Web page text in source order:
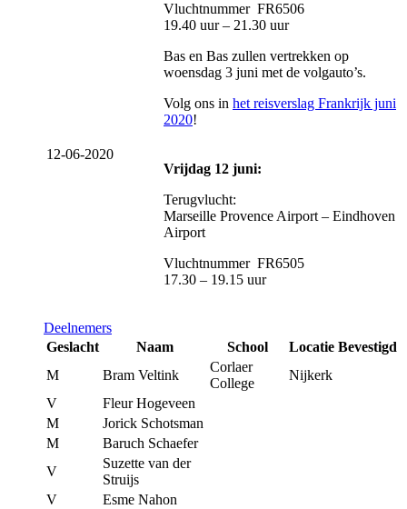
Vluchtnummer FR6506
19.40 uur – 21.30 uur
Bas en Bas zullen vertrekken op
woensdag 3 juni met de volgauto’s.
Volg ons in het reisverslag Frankrijk juni
2020!
12-06-2020
Vrijdag 12 juni:
Terugvlucht:
Marseille Provence Airport – Eindhoven
Airport
Vluchtnummer FR6505
17.30 – 19.15 uur
Deelnemers
Geslacht
Naam School Locatie Bevestigd
M
Bram Veltink
Corlaer
College
Nijkerk
V
Fleur Hogeveen
M
Jorick Schotsman
M
Baruch Schaefer
V
Suzette van der
Struijs
V
Esme Nahon